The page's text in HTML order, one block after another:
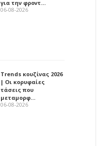
για την φροντ…
06-08-2026
Trends κουζίνας 2026
| Οι κορυφαίες
τάσεις που
μεταμορφ…
06-08-2026